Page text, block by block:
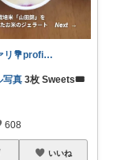
サファリ‎💐profileにてお礼
写真 3枚 Sweets🎟
608
いいね